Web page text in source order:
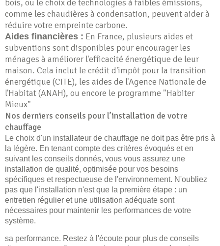
bois, ou le choix de technologies à faibles émissions,
comme les chaudières à condensation, peuvent aider à
réduire votre empreinte carbone.
Aides financières : En France, plusieurs aides et
subventions sont disponibles pour encourager les
ménages à améliorer l'efficacité énergétique de leur
maison. Cela inclut le crédit d'impôt pour la transition
énergétique (CITE), les aides de l'Agence Nationale de
l'Habitat (ANAH), ou encore le programme "Habiter
Mieux"
Nos derniers conseils pour l’installation de votre
chauffage
Le choix d'un installateur de chauffage ne doit pas être pris à
la légère. En tenant compte des critères évoqués et en
suivant les conseils donnés, vous vous assurez une
installation de qualité, optimisée pour vos besoins
spécifiques et respectueuse de l'environnement. N'oubliez
pas que l'installation n'est que la première étape : un
entretien régulier et une utilisation adéquate sont
nécessaires pour maintenir les performances de votre
système.
sa performance. Restez à l'écoute pour plus de conseils